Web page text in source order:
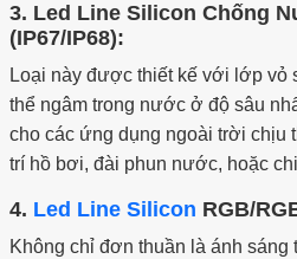
3. Led Line Silicon Chống
(IP67/IP68):
Loại này được thiết kế với lớp vỏ
thể ngâm trong nước ở độ sâu
cho các ứng dụng ngoài trời chịu
trí hồ bơi, đài phun nước, hoặc
4. Led Line Silicon RGB/
Không chỉ đơn thuần là ánh sáng